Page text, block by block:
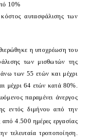
10%
αυτασφάλισης των
η υποχρέωση του
των μισθωτών της
άνω των 55 ετών και μέχρι
μέχρι 64 ετών κατά 80%.
παραμένει άνεργος
εντός διμήνου από την
4.500 ημέρες εργασίας
τελευταία τροποποίηση.